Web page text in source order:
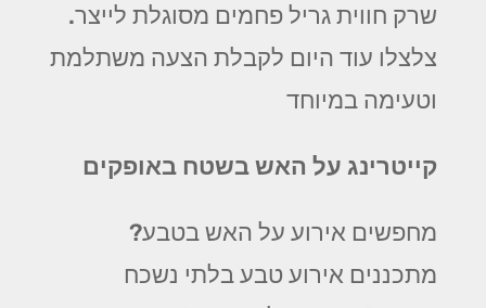
שרק חווית גריל פחמים מסוגלת לייצר.
צלצלו עוד היום לקבלת הצעה משתלמת
וטעימה במיוחד
קייטרינג על האש בשטח באופקים
מחפשים אירוע על האש בטבע?
מתכננים אירוע טבע בלתי נשכח